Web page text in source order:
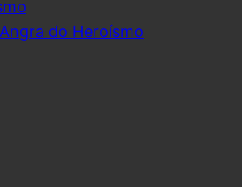
do Heroísmo